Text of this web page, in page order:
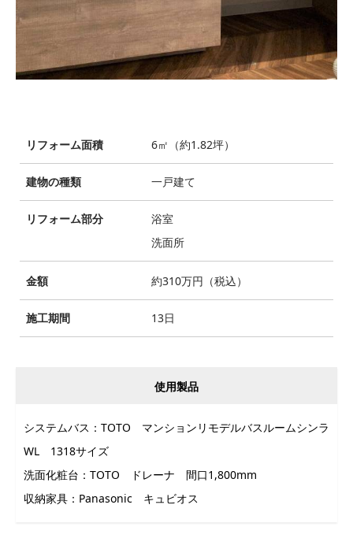
リフォーム面積 6㎡（約1.82坪）
建物の種類 一戸建て
リフォーム部分
浴室
洗面所
金額 約310万円（税込）
施工期間 13日
使用製品
システムバス：TOTO マンションリモデルバスルームシンラ
WL 1318サイズ
洗面化粧台：TOTO ドレーナ 間口1,800mm
収納家具：Panasonic キュビオス